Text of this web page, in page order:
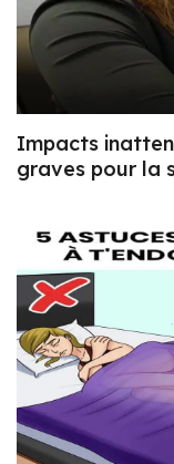
Impacts
graves pour la